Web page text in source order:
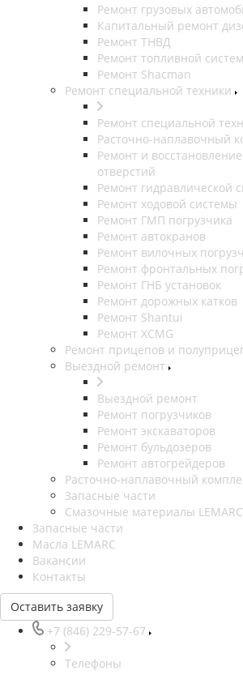
Ремонт грузовых
Капитальный ремонт
Ремонт ТНВД
Ремонт топливной
Ремонт Shacman
Ремонт специальной техники
Ремонт специальной
Расточно-наплавочный
Ремонт и
отверстий
Ремонт гидравлической
Ремонт ходовой системы
Ремонт ГМП погрузчика
Ремонт автокранов
Ремонт вилочных
Ремонт фронтальных
Ремонт ГНБ установок
Ремонт дорожных катков
Ремонт Shantui
Ремонт XCMG
Ремонт прицепов и
Выездной ремонт
Выездной ремонт
Ремонт погрузчиков
Ремонт экскаваторов
Ремонт бульдозеров
Ремонт автогрейдеров
Расточно-наплавочный
Запасные части
Смазочные материалы LEMARC
Запасные части
Масла LEMARC
Вакансии
Контакты
Оставить заявку
+7 (846) 229-57-67
Телефоны